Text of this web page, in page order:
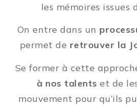
les mémoires issues
On entre dans un
permet de retrouver la
Se former à cette
à nos talents et de
mouvement pour qu’ils